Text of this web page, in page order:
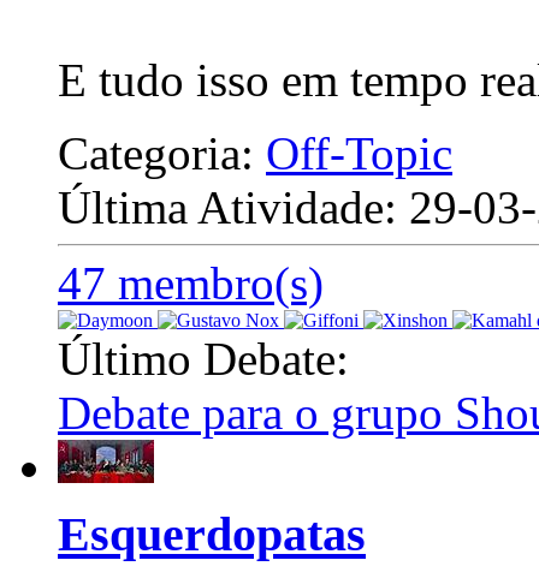
E tudo isso em tempo
Categoria: Off-Topic
Última Atividade: 29-
47 membro(s)
Último Debate:
Debate para o grupo
Esquerdopatas